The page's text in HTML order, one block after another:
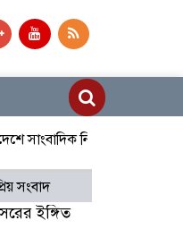
নিয়োগ চলছে দেশজুড়ে
সংবাদ
ইঙ্গিত